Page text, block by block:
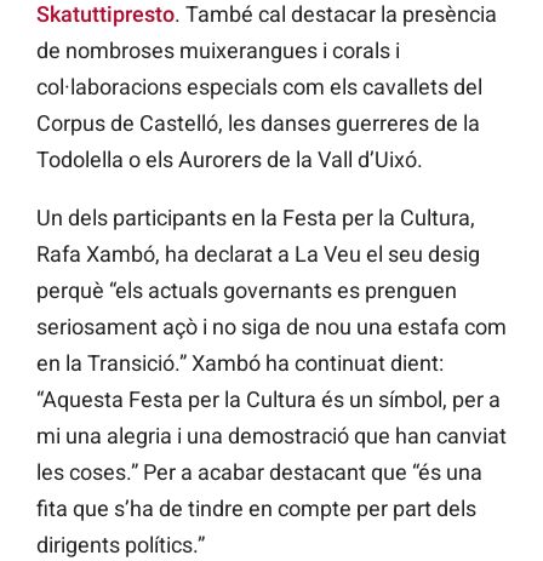
Skatuttipresto. També cal destacar la presència
de nombroses muixerangues i corals i
col·laboracions especials com els cavallets del
Corpus de Castelló, les danses guerreres de la
Todolella o els Aurorers de la Vall d’Uixó.
Un dels participants en la Festa per la Cultura,
Rafa Xambó, ha declarat a La Veu el seu desig
perquè “els actuals governants es prenguen
seriosament açò i no siga de nou una estafa com
en la Transició.” Xambó ha continuat dient:
“Aquesta Festa per la Cultura és un símbol, per a
mi una alegria i una demostració que han canviat
les coses.” Per a acabar destacant que “és una
fita que s’ha de tindre en compte per part dels
dirigents polítics.”